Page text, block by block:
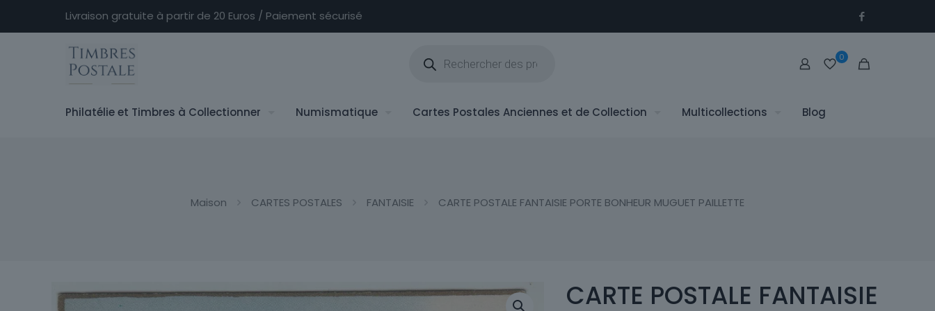
Livraison gratuite à partir de 20 Euros / Paiement sécurisé
produits
0
Philatélie et Timbres à Collectionner Numismatique Cartes Postales Anciennes et de Collection Multicollections Blog
Maison CARTES POSTALES FANTAISIE CARTE POSTALE FANTAISIE PORTE BONHEUR MUGUET PAILLETTE
CARTE POSTALE FANTAISIE